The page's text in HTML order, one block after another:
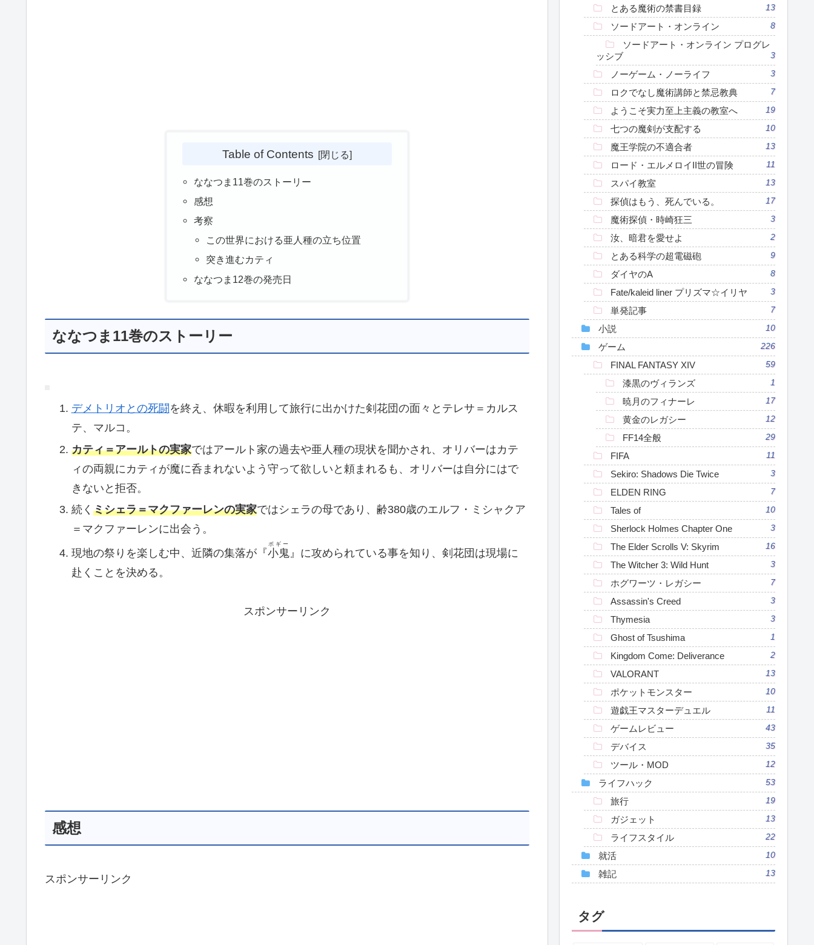
Table of Contents
ななつま11巻のストーリー
感想
考察
この世界における亜人種の立ち位置
突き進むカティ
ななつま12巻の発売日
ななつま11巻のストーリー
デメトリオとの死闘 を終え、休暇を利用して旅行に出かけた剣花団の面々とテレサ＝カルス
テ、マルコ。
カティ＝アールトの実家ではアールト家の過去や亜人種の現状を聞かされ、オリバーはカテ
ィの両親にカティが魔に呑まれないよう守って欲しいと頼まれるも、オリバーは自分にはで
きないと拒否。
続く ミシェラ＝マクファーレンの実家ではシェラの母であり、齢380歳のエルフ・ミシャクア
＝マクファーレンに出会う。
現地の祭りを楽しむ中、近隣の集落が『小鬼
ボギー
』に攻められている事を知り、剣花団は現場に
赴くことを決める。
スポンサーリンク
感想
スポンサーリンク
とある魔術の禁書目録 13
ソードアート・オンライン 8
ソードアート・オンライン プログレ
ッシブ
3
ノーゲーム・ノーライフ 3
ロクでなし魔術講師と禁忌教典 7
ようこそ実力至上主義の教室へ 19
七つの魔剣が支配する 10
魔王学院の不適合者 13
ロード・エルメロイII世の冒険 11
スパイ教室 13
探偵はもう、死んでいる。 17
魔術探偵・時崎狂三 3
汝、暗君を愛せよ 2
とある科学の超電磁砲 9
ダイヤのA 8
Fate/kaleid liner プリズマ☆イリヤ 3
単発記事 7
小説 10
ゲーム 226
FINAL FANTASY XIV 59
漆黒のヴィランズ 1
暁月のフィナーレ 17
黄金のレガシー 12
FF14全般 29
FIFA 11
Sekiro: Shadows Die Twice 3
ELDEN RING 7
Tales of 10
Sherlock Holmes Chapter One 3
The Elder Scrolls V: Skyrim 16
The Witcher 3: Wild Hunt 3
ホグワーツ・レガシー 7
Assassin's Creed 3
Thymesia 3
Ghost of Tsushima 1
Kingdom Come: Deliverance 2
VALORANT 13
ポケットモンスター 10
遊戯王マスターデュエル 11
ゲームレビュー 43
デバイス 35
ツール・MOD 12
ライフハック 53
旅行 19
ガジェット 13
ライフスタイル 22
就活 10
雑記 13
タグ